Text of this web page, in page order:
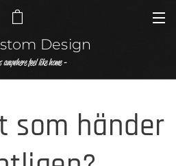
Design
feel like home -
som händer